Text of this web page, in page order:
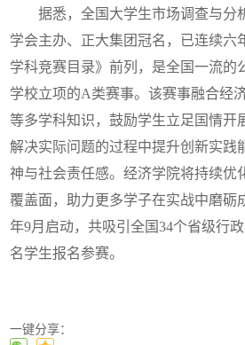
据悉，全国大学生市场调查与分
学会主办、正大集团冠名，已连续六
学科竞赛目录》前列，是全国一流的
学校立项的A类赛事。该赛事融合经
等多学科知识，鼓励学生立足国情开
解决实际问题的过程中提升创新实践
神与社会责任感。经济学院将持续优
覆盖面，助力更多学子在实战中磨砺
年9月启动，共吸引全国34个省级行
名学生报名参赛。
一键分享：